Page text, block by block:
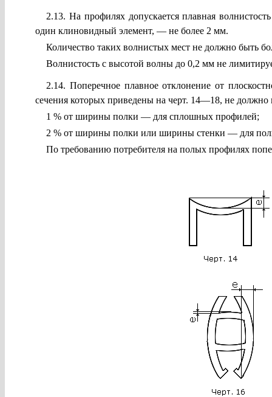
2.13. На профилях допускается плавная
один клиновидный элемент, — не более 2 мм.
Количество таких волнистых мест не должно быть
Волнистость с высотой волны до 0,2 мм не
2.14. Поперечное плавное отклонение от
сечения которых приведены на черт. 14—18, не должно
1 % от ширины полки — для сплошных профилей;
2 % от ширины полки или ширины стенки — для
По требованию потребителя на полых профилях